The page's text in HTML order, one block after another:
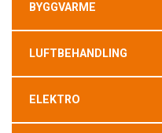
BYGGVARME
LUFTBEHANDLING
ELEKTRO